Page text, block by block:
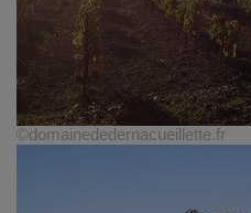
©domainededernacueillette.fr